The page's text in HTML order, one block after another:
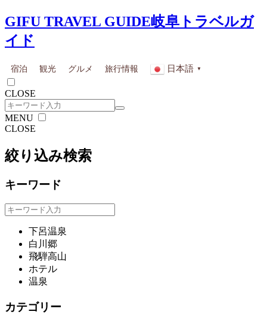
GIFU TRAVEL GUIDE岐阜トラベルガ
イド
宿泊 観光 グルメ 旅行情報 日本語 ▼
CLOSE
MENU
CLOSE
絞り込み検索
キーワード
下呂温泉
白川郷
飛騨高山
ホテル
温泉
カテゴリー